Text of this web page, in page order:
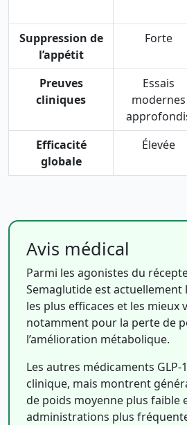
Suppression de
l’appétit
Forte
Preuves
cliniques
Essais
modernes
Efficacité
globale
Élevée
Avis médical
Parmi les agonistes du
Semaglutide est actuellement
les plus efficaces et les mieux
notamment pour la perte de
l’amélioration métabolique.
Les autres médicaments
clinique, mais montrent
de poids moyenne plus faible
administrations plus